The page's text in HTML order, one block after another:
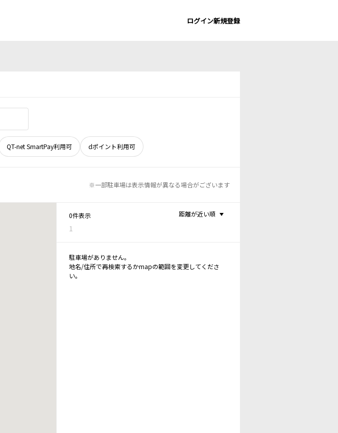
ログイン新規登録
QT-net SmartPay利用可 dポイント利用可
※一部駐車場は表示情報が異なる場合がございます
0件表示
1
距離が近い順
駐車場がありません。
地名/住所で再検索するかmapの範囲を変更してくださ
い。